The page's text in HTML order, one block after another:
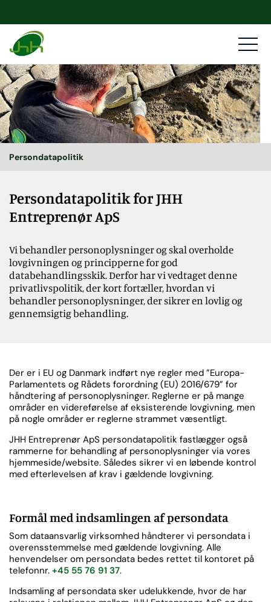
Persondatapolitik
Persondatapolitik for JHH
Entreprenør ApS
Vi behandler personoplysninger og skal overholde
lovgivningen og principperne for god
databehandlingsskik. Derfor har vi vedtaget denne
privatlivspolitik, der kort fortæller, hvordan vi
behandler personoplysninger, der sikrer en lovlig og
gennemsigtig behandling.
Der er i EU og Danmark indført nye regler med ”Europa-
Parlamentets og Rådets forordning (EU) 2016/679” for
håndtering af personoplysninger. Reglerne er på mange
områder en videreførelse af eksisterende lovgivning, men
på nogle områder er reglerne strammet væsentligt.
JHH Entreprenør ApS persondatapolitik fastlægger også
rammerne for behandling af personoplysninger via vores
hjemmeside/website. Således sikrer vi en løbende kontrol
med efterlevelsen af krav i gældende lovgivning.
Formål med indsamlingen af persondata
Som dataansvarlig virksomhed håndterer vi persondata i
overensstemmelse med gældende lovgivning. Alle
henvendelser om persondata bedes rettet til kontoret på
telefonnr. +45 55 76 91 37.
Indsamling af persondata sker udelukkende, hvor de har